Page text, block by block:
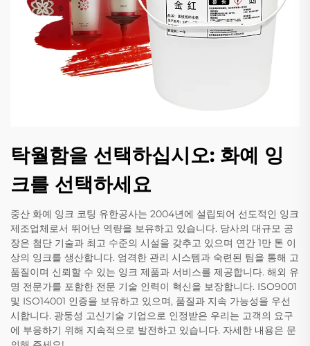
탁월함을 선택하십시오: 화예 잉
크를 선택하세요
중산 화예 잉크 코팅 유한공사는 2004년에 설립되어 선도적인 잉크
제조업체로서 뛰어난 역량을 보유하고 있습니다. 당사의 대규모 공
장은 첨단 기술과 최고 수준의 시설을 갖추고 있으며 연간 1만 톤 이
상의 잉크를 생산합니다. 엄격한 관리 시스템과 숙련된 팀을 통해 고
품질이며 신뢰할 수 있는 잉크 제품과 서비스를 제공합니다. 해외 유
명 전문가를 포함한 전문 기술 인력이 혁신을 보장합니다. ISO9001
및 ISO14001 인증을 보유하고 있으며, 품질과 지속 가능성을 우선
시합니다. 광둥성 고신기술 기업으로 인정받은 우리는 고객의 요구
에 부응하기 위해 지속적으로 발전하고 있습니다. 자세한 내용은 문